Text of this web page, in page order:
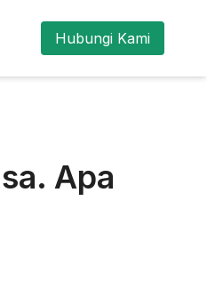
Hubungi Kami
Apa